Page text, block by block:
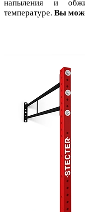
напыления и
температуре. Вы